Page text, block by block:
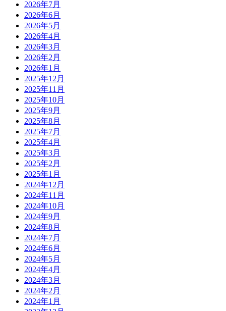
2026年7月
2026年6月
2026年5月
2026年4月
2026年3月
2026年2月
2026年1月
2025年12月
2025年11月
2025年10月
2025年9月
2025年8月
2025年7月
2025年4月
2025年3月
2025年2月
2025年1月
2024年12月
2024年11月
2024年10月
2024年9月
2024年8月
2024年7月
2024年6月
2024年5月
2024年4月
2024年3月
2024年2月
2024年1月